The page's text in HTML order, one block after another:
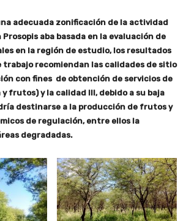
adecuada zonificación de la actividad
aba basada en la evaluación de
en la región de estudio, los resultados
trabajo recomiendan las calidades de sitio
con fines de obtención de servicios de
frutos) y la calidad III, debido a su baja
destinarse a la producción de frutos y
de regulación, entre ellos la
degradadas.